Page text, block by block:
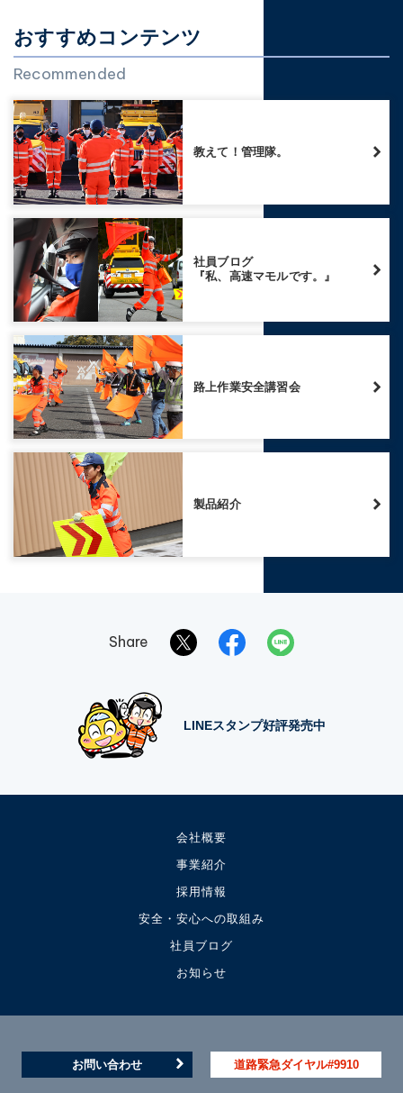
おすすめコンテンツ
Recommended
教えて！管理隊。
社員ブログ
『私、高速マモルです。』
路上作業安全講習会
製品紹介
Share
LINEスタンプ好評発売中
会社概要
事業紹介
採用情報
安全・安心への取組み
社員ブログ
お知らせ
お問い合わせ 道路緊急ダイヤル#9910